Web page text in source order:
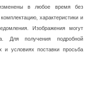
в любое время без
характеристики и
Изображения могут
Для получения подробной
и условиях поставки просьба